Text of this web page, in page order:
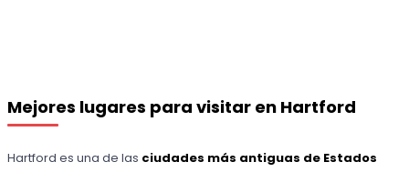
Mejores lugares para visitar en Hartford
Hartford es una de las ciudades más antiguas de Estados